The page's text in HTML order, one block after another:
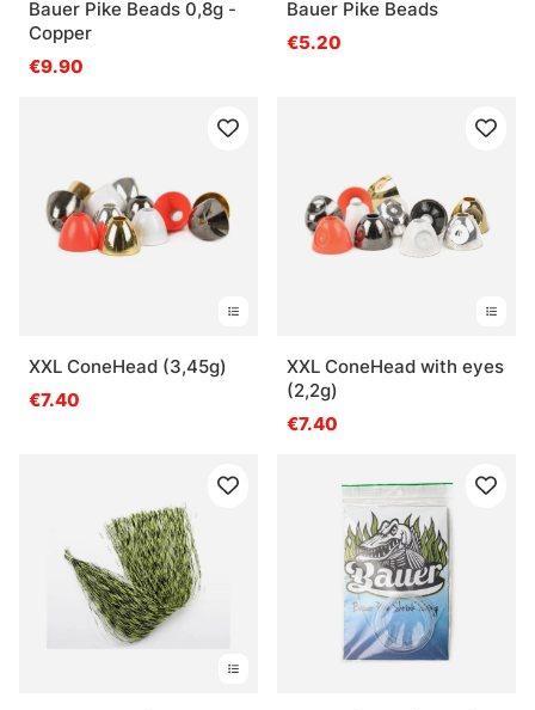
Bauer Pike Beads 0,8g -
Copper
€9.90
Bauer Pike Beads
€5.20
XXL ConeHead (3,45g)
€7.40
XXL ConeHead with eyes
(2,2g)
€7.40